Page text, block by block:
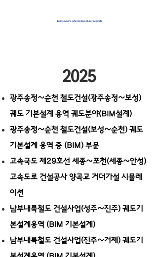
Click to more information about projects
2025
광주송정~순천 철도건설(광주송정~보성)
궤도 기본설계 용역 궤도분야(BIM설계)
광주송정~순천 철도건설(보성~순천) 궤도
기본설계 용역 중 (BIM) 부문
고속국도 제29호선 세종~포천(세종~안성)
고속도로 건설공사 양곡교 거더가설 시뮬레
이션
남부내륙철도 건설사업(성주~진주) 궤도기
본설계용역 (BIM 기본설계)
남부내륙철도 건설사업(진주~거제) 궤도기